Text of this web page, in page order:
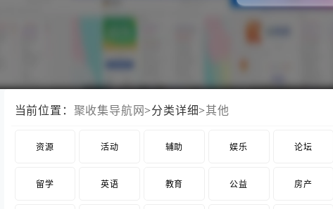
当前位置： 聚收集导航网>分类详细>其他
资源 活动 辅助 娱乐 论坛
留学 英语 教育 公益 房产